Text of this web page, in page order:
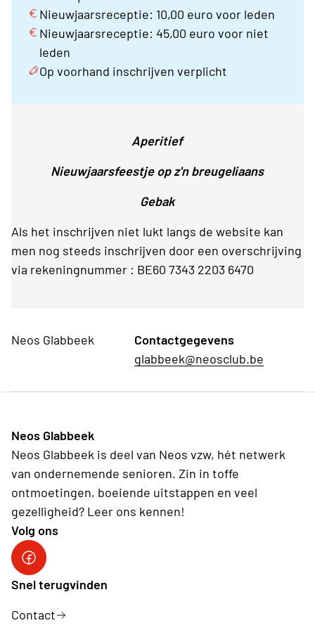
Nieuwjaarsreceptie: 10,00 euro voor leden
Nieuwjaarsreceptie: 45,00 euro voor niet
leden
Op voorhand inschrijven verplicht
Aperitief
Nieuwjaarsfeestje op z'n breugeliaans
Gebak
Als het inschrijven niet lukt langs de website kan
men nog steeds inschrijven door een overschrijving
via rekeningnummer : BE60 7343 2203 6470
Neos Glabbeek
Contactgegevens
glabbeek@neosclub.be
Neos Glabbeek
Neos Glabbeek is deel van Neos vzw, hét netwerk
van ondernemende senioren. Zin in toffe
ontmoetingen, boeiende uitstappen en veel
gezelligheid? Leer ons kennen!
Volg ons
Snel terugvinden
Contact